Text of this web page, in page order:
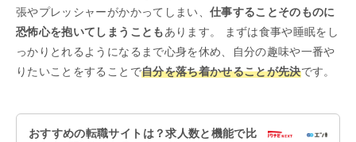
張やプレッシャーがかかってしまい、 仕事することそのものに
恐怖心を抱いてしまうこともあります。 まずは食事や睡眠をし
っかりとれるようになるまで心身を休め、自分の趣味や一番や
りたいことをすることで自分を落ち着かせることが先決です。
おすすめの転職サイトは？求人数と機能で比